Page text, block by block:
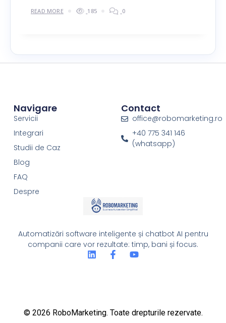
READ MORE 185 0
Automatizări software inteligente și chatbot AI pentru
companii care vor rezultate: timp, bani și focus.
Navigare
Servicii
Integrari
Studii de Caz
Blog
FAQ
Despre
Contact
office@robomarketing.ro
+40 775 341 146
(whatsapp)
© 2026 RoboMarketing. Toate drepturile rezervate.